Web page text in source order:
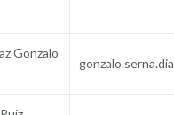
Gonzalo